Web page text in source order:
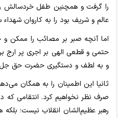
را گرفت و همچنین طفل خردسالش
عالم و شریف بود را به کاروان شهداء
اما آنچه صبر بر مصائب را ممکن
حتمی و قطعی الهی بر اجری پر ارج
و به لطف و دستگیری حضرت حق جل
ثانیا این اطمینان را به همگان
صرف نظر نخواهیم کرد. انتقامی که
رهبر عظیم‌الشان انقلاب نیست؛